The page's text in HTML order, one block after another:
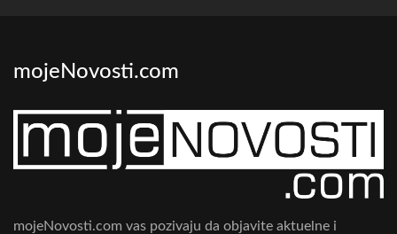
mojeNovosti.com
mojeNovosti.com vas pozivaju da objavite aktuelne i